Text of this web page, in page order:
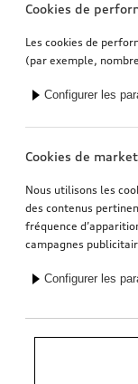
Import SA. TVA en
Cookies de
Les cookies de
(par exemple,
Configurer les
Cookies de
Nous utilisons les
des contenus
fréquence
campagnes
Configurer les